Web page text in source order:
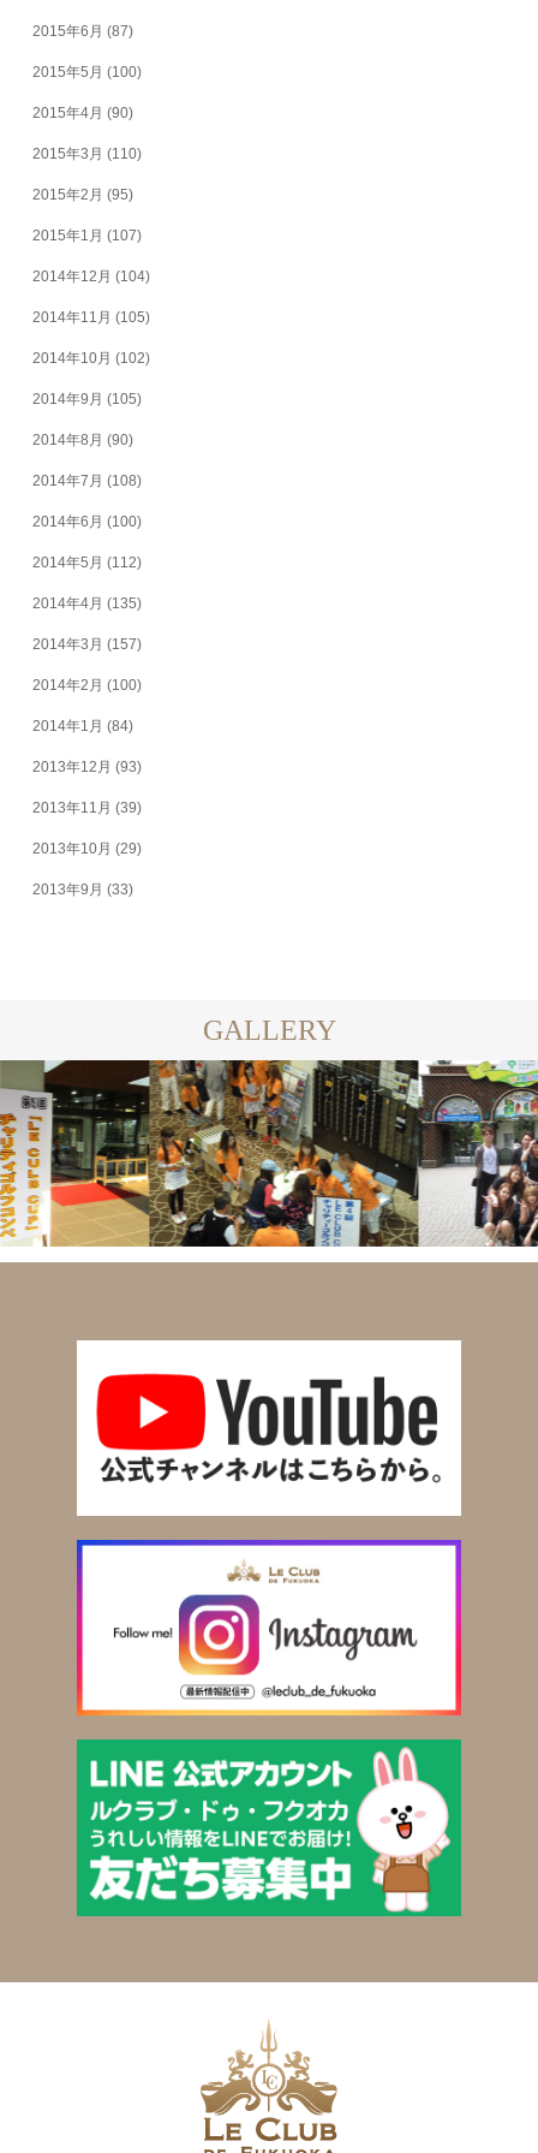
2015年6月 (87)
2015年5月 (100)
2015年4月 (90)
2015年3月 (110)
2015年2月 (95)
2015年1月 (107)
2014年12月 (104)
2014年11月 (105)
2014年10月 (102)
2014年9月 (105)
2014年8月 (90)
2014年7月 (108)
2014年6月 (100)
2014年5月 (112)
2014年4月 (135)
2014年3月 (157)
2014年2月 (100)
2014年1月 (84)
2013年12月 (93)
2013年11月 (39)
2013年10月 (29)
2013年9月 (33)
GALLERY